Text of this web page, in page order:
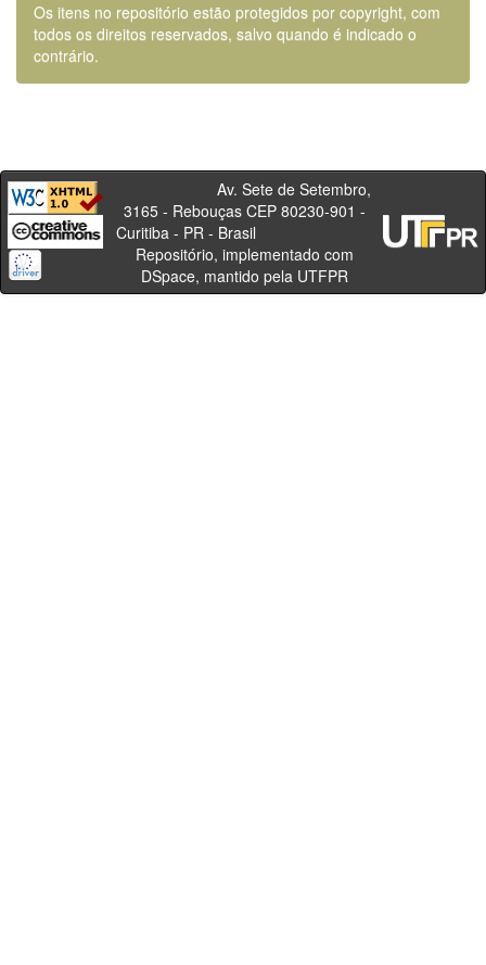
Os itens no repositório estão protegidos por copyright, com
todos os direitos reservados, salvo quando é indicado o
contrário.
Av. Sete de Setembro,
3165 - Rebouças CEP 80230-901 -
Curitiba - PR - Brasil
Repositório, implementado com
DSpace, mantido pela UTFPR